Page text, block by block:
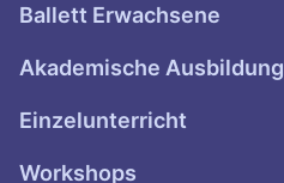
Ballett Erwachsene
Akademische Ausbildung
Einzelunterricht
Workshops